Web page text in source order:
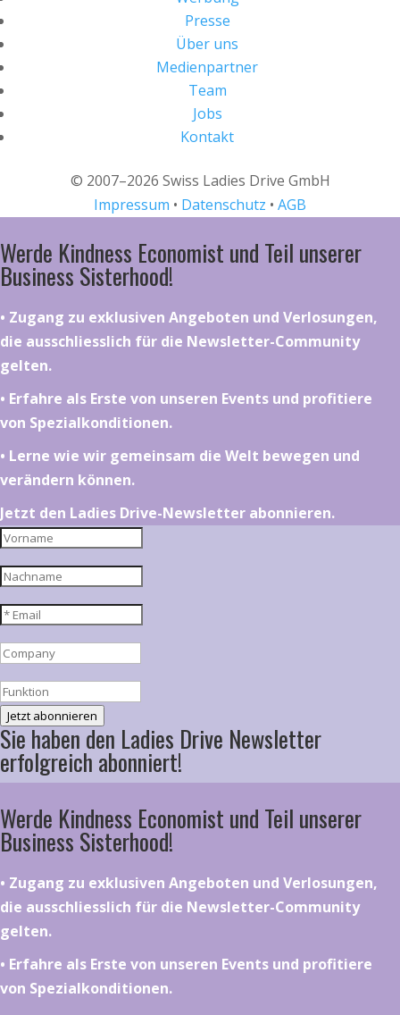
Presse
Über uns
Medienpartner
Team
Jobs
Kontakt
© 2007–2026 Swiss Ladies Drive GmbH
Impressum • Datenschutz • AGB
Werde Kindness Economist und Teil unserer
Business Sisterhood!
•⁠ ⁠⁠Zugang zu exklusiven Angeboten und Verlosungen,
die ausschliesslich für die Newsletter-Community
gelten.
•⁠ ⁠⁠Erfahre als Erste von unseren Events und profitiere
von Spezialkonditionen.
•⁠ ⁠⁠Lerne wie wir gemeinsam die Welt bewegen und
verändern können.
Jetzt den Ladies Drive-Newsletter abonnieren.
Jetzt abonnieren
Sie haben den Ladies Drive Newsletter
erfolgreich abonniert!
Werde Kindness Economist und Teil unserer
Business Sisterhood!
•⁠ ⁠⁠Zugang zu exklusiven Angeboten und Verlosungen,
die ausschliesslich für die Newsletter-Community
gelten.
•⁠ ⁠⁠Erfahre als Erste von unseren Events und profitiere
von Spezialkonditionen.